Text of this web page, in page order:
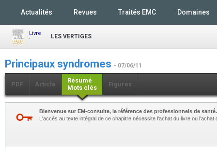
Actualités Revues Traités EMC Domaines
Livre
:
LES VERTIGES
Principaux syndromes - 07/06/11
PDF Article
Résumé
Mots clés
Figures
Bienvenue sur EM-consulte, la référence des professionnels de santé.
L'accès au texte intégral de ce chapitre nécessite l'achat du livre ou l'achat